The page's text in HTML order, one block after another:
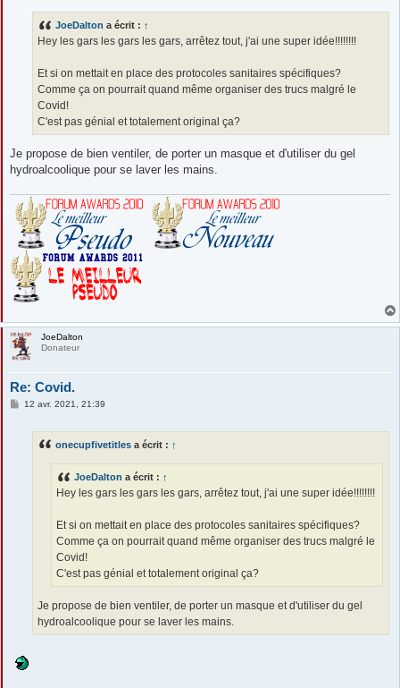
JoeDalton a écrit : ↑
Hey les gars les gars les gars, arrêtez tout, j'ai une super idée!!!!!!!!
Et si on mettait en place des protocoles sanitaires spécifiques?
Comme ça on pourrait quand même organiser des trucs malgré le
Covid!
C'est pas génial et totalement original ça?
Je propose de bien ventiler, de porter un masque et d'utiliser du gel
hydroalcoolique pour se laver les mains.
JoeDalton
Donateur
Re: Covid.
M
12 avr. 2021, 21:39
onecupfivetitles a écrit : ↑
JoeDalton a écrit : ↑
Hey les gars les gars les gars, arrêtez tout, j'ai une super idée!!!!!!!!
Et si on mettait en place des protocoles sanitaires spécifiques?
Comme ça on pourrait quand même organiser des trucs malgré le
Covid!
C'est pas génial et totalement original ça?
Je propose de bien ventiler, de porter un masque et d'utiliser du gel
hydroalcoolique pour se laver les mains.